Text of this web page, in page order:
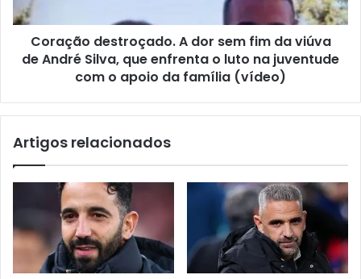
Coração destroçado. A dor sem fim da viúva
de André Silva, que enfrenta o luto na juventude
com o apoio da família (vídeo)
Artigos relacionados